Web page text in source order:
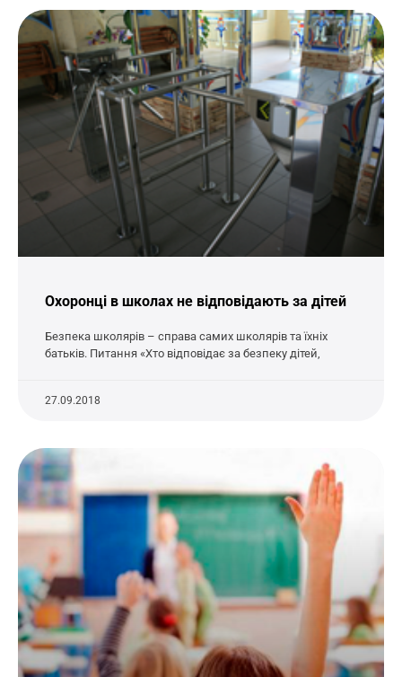
Охоронці в школах не відповідають за дітей
Безпека школярів – справа самих школярів та їхніх
батьків. Питання «Хто відповідає за безпеку дітей,
27.09.2018